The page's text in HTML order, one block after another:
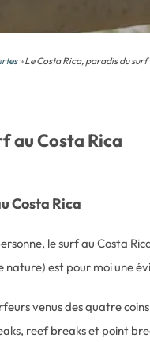
» Le Costa Rica, paradis du
au Costa Rica
Costa Rica
le surf au Costa
nature) est pour moi une
venus des quatre
reef breaks et point